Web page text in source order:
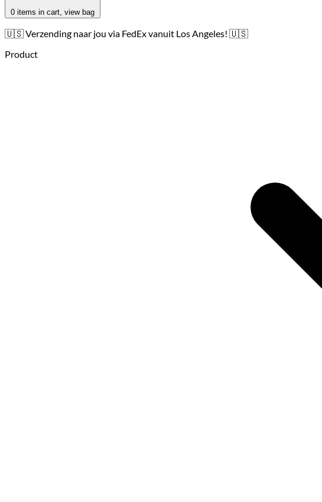
0 items in cart, view bag
🇺🇸 Verzending naar jou via FedEx vanuit Los Angeles! 🇺🇸
Product